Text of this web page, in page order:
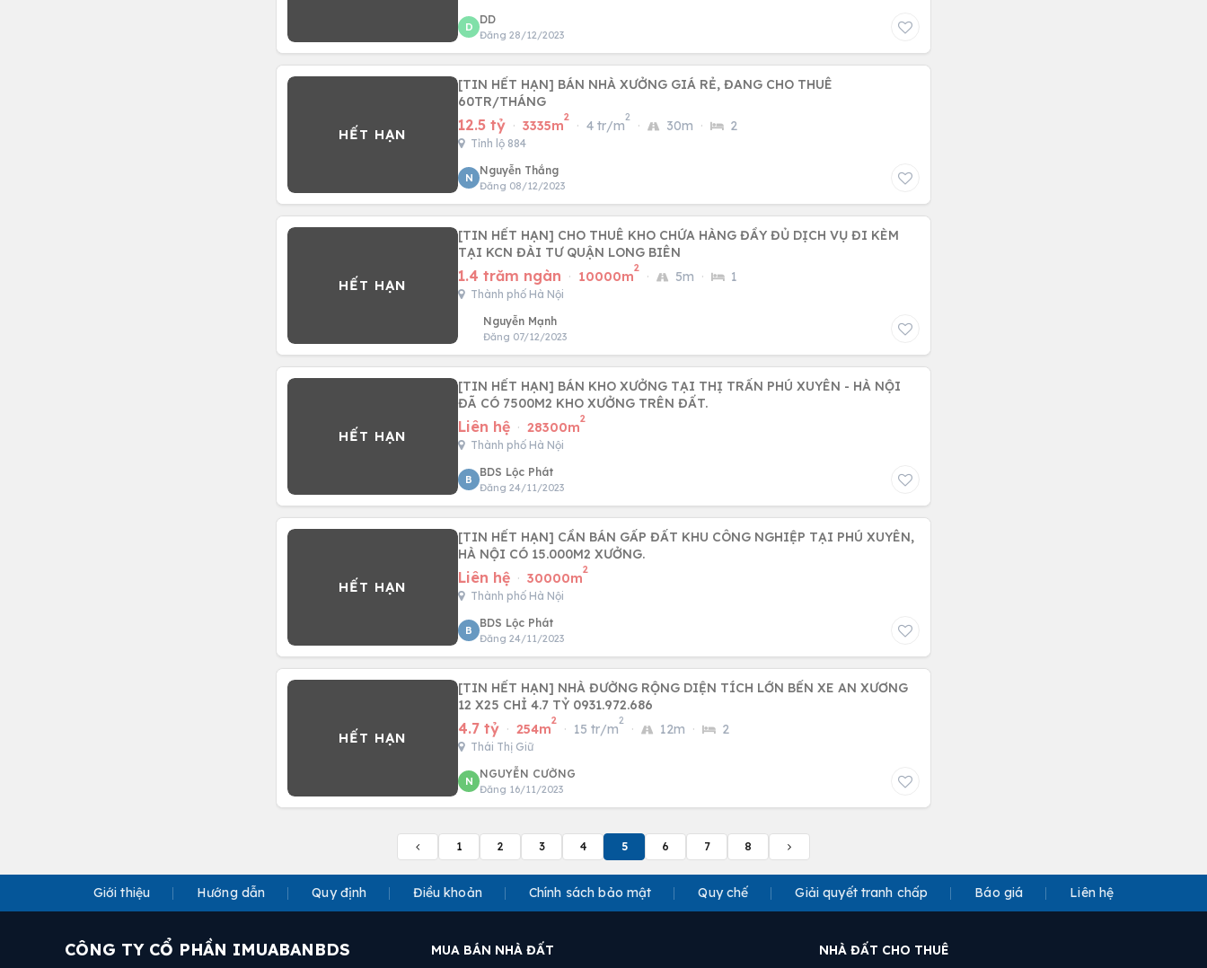
D
DD
Đăng 28/12/2023
[TIN HẾT HẠN] BÁN NHÀ XƯỞNG GIÁ RẺ, ĐANG CHO THUÊ
60TR/THÁNG
12.5 tỷ · 3335m
2
· 4 tr/m
2
· 30m · 2
Tỉnh lộ 884
N
Nguyễn Thắng
Đăng 08/12/2023
[TIN HẾT HẠN] CHO THUÊ KHO CHỨA HÀNG ĐẦY ĐỦ DỊCH VỤ ĐI KÈM
TẠI KCN ĐÀI TƯ QUẬN LONG BIÊN
1.4 trăm ngàn · 10000m
2
· 5m · 1
Thành phố Hà Nội
Nguyễn Mạnh
Đăng 07/12/2023
[TIN HẾT HẠN] BÁN KHO XƯỞNG TẠI THỊ TRẤN PHÚ XUYÊN - HÀ NỘI
ĐÃ CÓ 7500M2 KHO XƯỞNG TRÊN ĐẤT.
Liên hệ · 28300m
2
Thành phố Hà Nội
B
BDS Lộc Phát
Đăng 24/11/2023
[TIN HẾT HẠN] CẦN BÁN GẤP ĐẤT KHU CÔNG NGHIỆP TẠI PHÚ XUYÊN,
HÀ NỘI CÓ 15.000M2 XƯỞNG.
Liên hệ · 30000m
2
Thành phố Hà Nội
B
BDS Lộc Phát
Đăng 24/11/2023
[TIN HẾT HẠN] NHÀ ĐƯỜNG RỘNG DIỆN TÍCH LỚN BẾN XE AN XƯƠNG
12 X25 CHỈ 4.7 TỶ 0931.972.686
4.7 tỷ · 254m
2
· 15 tr/m
2
· 12m · 2
Thái Thị Giữ
N
NGUYỄN CƯỜNG
Đăng 16/11/2023
1 2 3 4 5 6 7 8
Giới thiệu Hướng dẫn Quy định Điều khoản Chính sách bảo mật Quy chế Giải quyết tranh chấp Báo giá Liên hệ
CÔNG TY CỔ PHẦN IMUABANBDS MUA BÁN NHÀ ĐẤT NHÀ ĐẤT CHO THUÊ